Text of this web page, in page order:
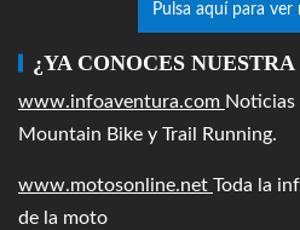
Pulsa aquí para ver
¿YA CONOCES
www.infoaventura.com Noticias
Mountain Bike y Trail Running.
www.motosonline.net Toda la
de la moto